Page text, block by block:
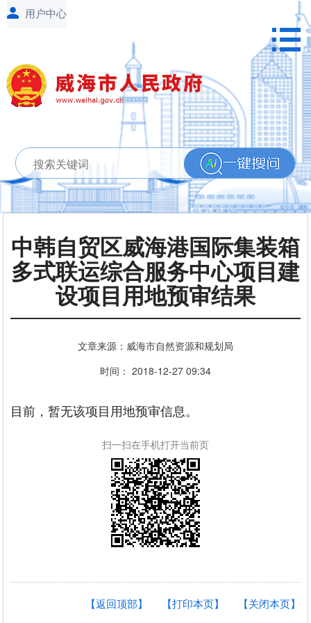
中韩自贸区威海港国际集装箱
多式联运综合服务中心项目建
设项目用地预审结果
文章来源：威海市自然资源和规划局
时间： 2018-12-27 09:34
目前，暂无该项目用地预审信息。
扫一扫在手机打开当前页
【关闭本页】
【打印本页】
【返回顶部】